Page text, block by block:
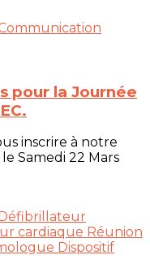
pour la Journée
inscrire à notre
Samedi 22 Mars
Défibrillateur
cardiaque Réunion
Dispositif